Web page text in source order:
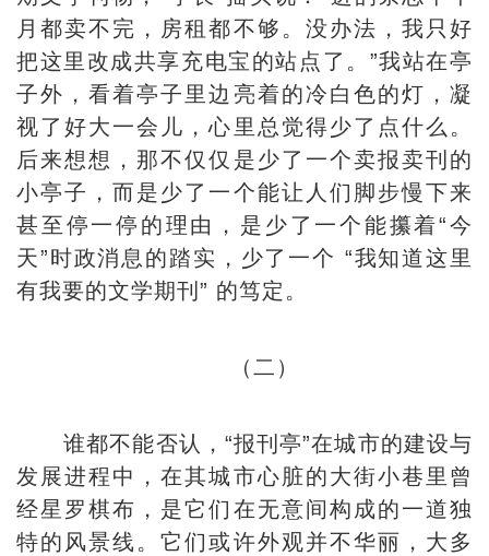
月都卖不完，房租都不够。没办法，我只好
把这里改成共享充电宝的站点了。”我站在亭
子外，看着亭子里边亮着的冷白色的灯，凝
视了好大一会儿，心里总觉得少了点什么。
后来想想，那不仅仅是少了一个卖报卖刊的
小亭子，而是少了一个能让人们脚步慢下来
甚至停一停的理由，是少了一个能攥着“今
天”时政消息的踏实，少了一个 “我知道这里
有我要的文学期刊” 的笃定。
（二）
谁都不能否认，“报刊亭”在城市的建设与
发展进程中，在其城市心脏的大街小巷里曾
经星罗棋布，是它们在无意间构成的一道独
特的风景线。它们或许外观并不华丽，大多